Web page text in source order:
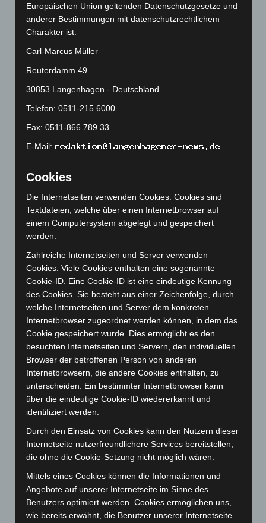
Oktober 2025 (112)
September 2025
August 2025(90)
Juli 2025(90)
Juni 2025 (103)
Mai 2025
(112)
Januar 2025(88)
Dezember 2024(89)
November 2024(94)
Oktober 2024(93)
August 2024 (107)
Juli 2024(89)
Juni 2024(107)
Mai 2024(149)
April 2024(102)
März 2024(103)
Februar 2024(103)
Januar 2024(111)
Dezember 2023
(130)
Oktober 2023(114)
September 2023(133)
August 2023(134)
Juli 2023(118)
Juni 2023(142)
Europäischen Union geltenden Datenschutzgesetze und
anderer Bestimmungen mit datenschutzrechtlichem
Charakter ist:
Carl-Marcus Müller
Reuterdamm 49
30853 Langenhagen - Deutschland
Telefon: 0511-215 6000
Fax: 0511-866 789 33
E-Mail:
Cookies
Die Internetseiten verwenden Cookies. Cookies sind
Textdateien, welche über einen Internetbrowser auf
einem Computersystem abgelegt und gespeichert
werden.
Zahlreiche Internetseiten und Server verwenden
Cookies. Viele Cookies enthalten eine sogenannte
Cookie-ID. Eine Cookie-ID ist eine eindeutige Kennung
des Cookies. Sie besteht aus einer Zeichenfolge, durch
welche Internetseiten und Server dem konkreten
Internetbrowser zugeordnet werden können, in dem das
Cookie gespeichert wurde. Dies ermöglicht es den
besuchten Internetseiten und Servern, den individuellen
Browser der betroffenen Person von anderen
Internetbrowsern, die andere Cookies enthalten, zu
unterscheiden. Ein bestimmter Internetbrowser kann
über die eindeutige Cookie-ID wiedererkannt und
identifiziert werden.
Durch den Einsatz von Cookies kann den Nutzern dieser
Internetseite nutzerfreundlichere Services bereitstellen,
die ohne die Cookie-Setzung nicht möglich wären.
Mittels eines Cookies können die Informationen und
Angebote auf unserer Internetseite im Sinne des
Benutzers optimiert werden. Cookies ermöglichen uns,
wie bereits erwähnt, die Benutzer unserer Internetseite